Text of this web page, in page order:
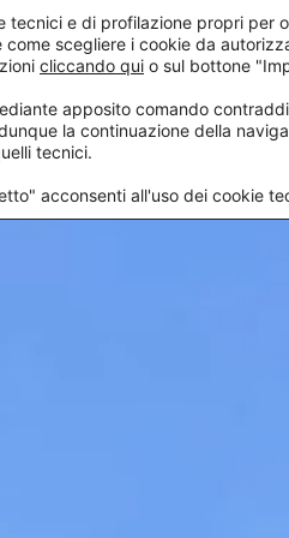
CHI SIAMO
tecnici e di profilazione propri per
scegliere i cookie da
cliccando qui o sul bottone
apposito comando
la continuazione della
tecnici.
acconsenti all'uso dei cookie